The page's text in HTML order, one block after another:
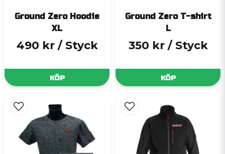
Ground Zero Hoodie
XL
490 kr / Styck
KÖP
Ground Zero T-shirt
L
350 kr / Styck
KÖP